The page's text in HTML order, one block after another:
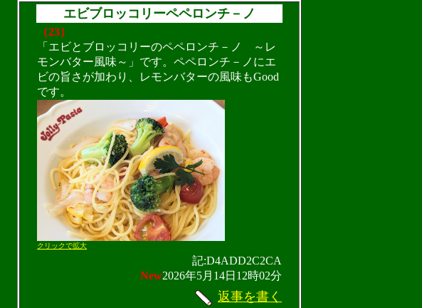
エビブロッコリーペペロンチ－ノ
（23）
「エビとブロッコリーのペペロンチ－ノ ～レ
モンバター風味～」です。ペペロンチ－ノにエ
ビの旨さが加わり、レモンバターの風味もGood
です。
クリックで拡大
記:D4ADD2C2CA
New2026年5月14日12時02分
返事を書く